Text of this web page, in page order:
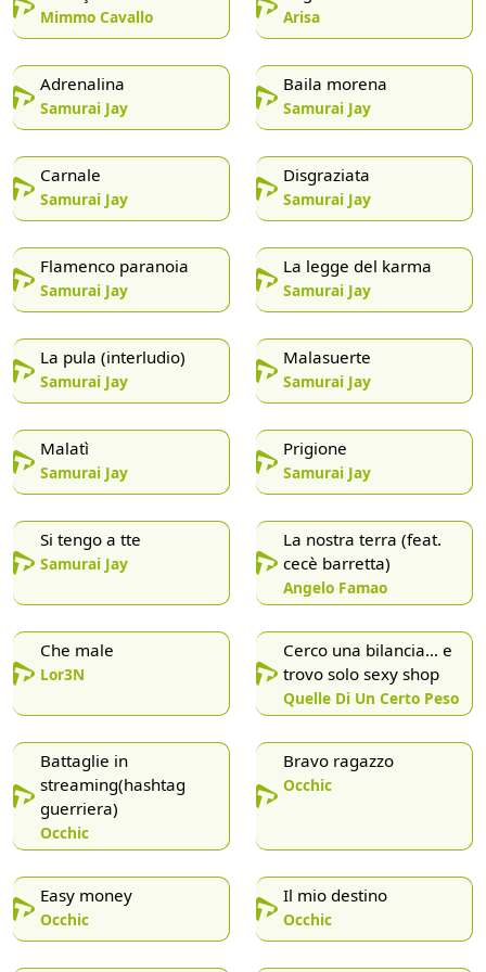
Mimmo Cavallo Arisa
Adrenalina
Samurai Jay
Baila morena
Samurai Jay
Carnale
Samurai Jay
Disgraziata
Samurai Jay
Flamenco paranoia
Samurai Jay
La legge del karma
Samurai Jay
La pula (interludio)
Samurai Jay
Malasuerte
Samurai Jay
Malatì
Samurai Jay
Prigione
Samurai Jay
Si tengo a tte
Samurai Jay
La nostra terra (feat.
cecè barretta)
Angelo Famao
Che male
Lor3N
Cerco una bilancia… e
trovo solo sexy shop
Quelle Di Un Certo Peso
Battaglie in
streaming(hashtag
guerriera)
Occhic
Bravo ragazzo
Occhic
Easy money
Occhic
Il mio destino
Occhic